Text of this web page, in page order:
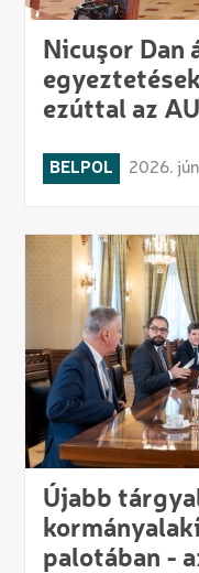
Nicuşor Dan
ezúttal az
BELPOL 2026.
Újabb
palotában -